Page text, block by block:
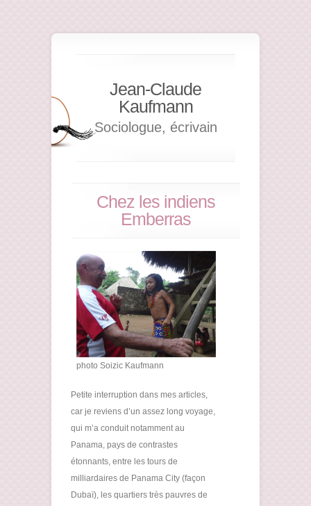
Jean-Claude
Kaufmann
Sociologue, écrivain
Chez les indiens
Emberras
photo Soizic Kaufmann
Petite interruption dans mes articles,
car je reviens d’un assez long voyage,
qui m’a conduit notamment au
Panama, pays de contrastes
étonnants, entre les tours de
milliardaires de Panama City (façon
Dubaï), les quartiers très pauvres de